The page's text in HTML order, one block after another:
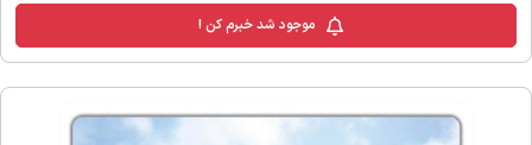
موجود شد خبرم کن !